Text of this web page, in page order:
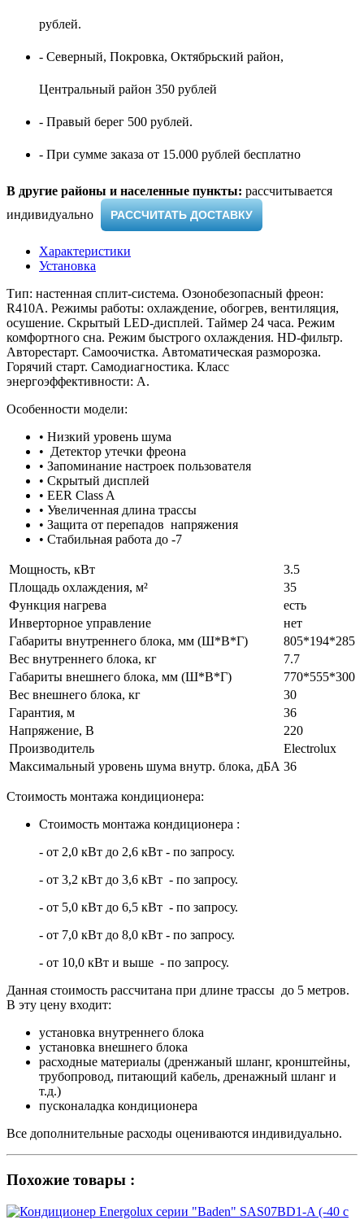
рублей.
- Северный, Покровка, Октябрьский район,
Центральный район 350 рублей
- Правый берег 500 рублей.
- При сумме заказа от 15.000 рублей бесплатно
В другие районы и населенные пункты: рассчитывается
индивидуально ​
РАССЧИТАТЬ ДОСТАВКУ
Характеристики
Установка
Тип: настенная сплит-система. Озонобезопасный фреон:
R410A. Режимы работы: охлаждение, обогрев, вентиляция,
осушение. Скрытый LED-дисплей. Таймер 24 часа. Режим
комфортного сна. Режим быстрого охлаждения. HD-фильтр.
Авторестарт. Самоочистка. Автоматическая разморозка.
Горячий старт. Самодиагностика. Класс
энергоэффективности: A.
Особенности модели:​
• Низкий уровень шума
• Детектор утечки фреона
• Запоминание настроек пользователя
• Скрытый дисплей
• EER Class A
• Увеличенная длина трассы
• Защита от перепадов напряжения
• Стабильная работа до -7
Мощность, кВт
3.5
Площадь охлаждения, м²
35
Функция нагрева
есть
Инверторное управление
нет
Габариты внутреннего блока, мм (Ш*В*Г)
805*194*285
Вес внутреннего блока, кг
7.7
Габариты внешнего блока, мм (Ш*В*Г)
770*555*300
Вес внешнего блока, кг
30
Гарантия, м
36
Напряжение, В
220
Производитель
Electrolux
Максимальный уровень шума внутр. блока, дБА 36
Стоимость монтажа кондиционера:
Стоимость монтажа кондиционера :
- от 2,0 кВт до 2,6 кВт - по запросу.
- от 3,2 кВт до 3,6 кВт - по запросу.
- от 5,0 кВт до 6,5 кВт - по запросу.
- от 7,0 кВт до 8,0 кВт - по запросу.
- от 10,0 кВт и выше - по запросу.
Данная стоимость рассчитана при длине трассы до 5 метров.
В эту цену входит:
установка внутреннего блока
установка внешнего блока
расходные материалы (дренжаный шланг, кронштейны,
трубопровод, питающий кабель, дренажный шланг и
т.д.)
пусконаладка кондиционера
Все дополнительные расходы оцениваются индивидуально.
Похожие товары :